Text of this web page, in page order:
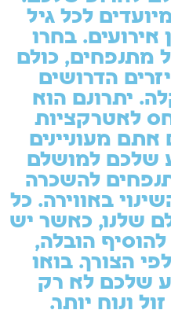
לכל גיל
אירועים. בחרו
מתנפחים, כולם
הדרושים
יתרונם הוא
לאטרקציות
מעוניינים
שלכם למושלם
להשכרה
באווירה. כל
שלנו, כאשר יש
הובלה,
הצורך. בואו
שלכם לא רק
ונוח יותר.